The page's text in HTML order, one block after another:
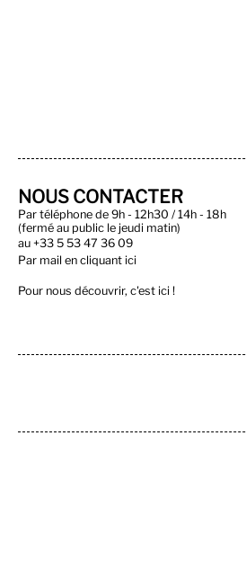
NOUS CONTACTER
Par téléphone de 9h - 12h30 / 14h - 18h
(fermé au public le jeudi matin)
au +33 5 53 47 36 09
Par mail en cliquant ici
Pour nous découvrir, c'est ici !